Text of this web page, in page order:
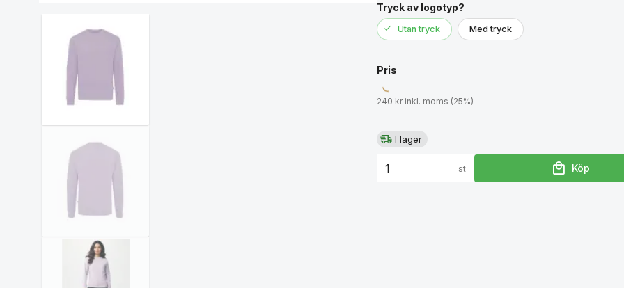
Tryck av logotyp?
Utan tryck Med tryck
Pris
240 kr inkl. moms (25%)
I lager
st Köp